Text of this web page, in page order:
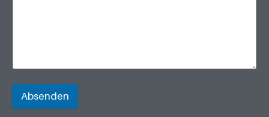
Absenden